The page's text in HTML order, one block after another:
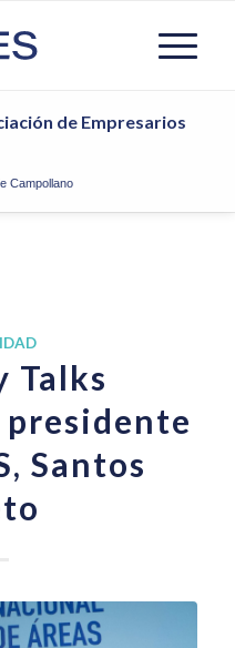
de Empresarios
Campollano
Talks
Santos